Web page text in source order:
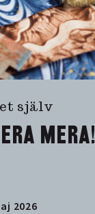
själv
MERA!
2026